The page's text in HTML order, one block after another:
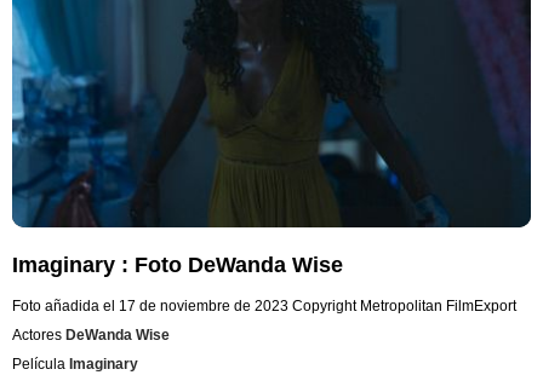
Imaginary : Foto DeWanda Wise
Foto añadida el 17 de noviembre de 2023 Copyright Metropolitan FilmExport
Actores DeWanda Wise
Película Imaginary